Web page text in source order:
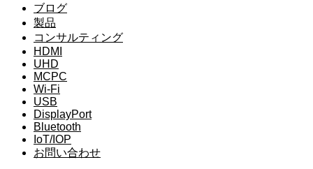
ブログ
製品
コンサルティング
HDMI
UHD
MCPC
Wi-Fi
USB
DisplayPort
Bluetooth
IoT/IOP
お問い合わせ